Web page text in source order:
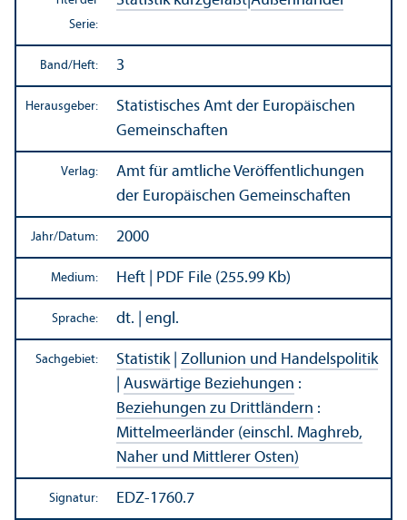
Serie:
Band/Heft: 3
Herausgeber:
Statistisches Amt der Europäischen
Gemeinschaften
Verlag:
Amt für amtliche Veröffentlichungen
der Europäischen Gemeinschaften
Jahr/Datum: 2000
Medium: Heft | PDF File (255.99 Kb)
Sprache: dt. | engl.
Sachgebiet: Statistik| Zollunion und Handels­politik
Auswärtige Beziehungen :
Beziehungen zu Drittländern :
Mittelmeerländer (einschl. Maghreb,
Naher und Mittlerer Osten)
Signatur: EDZ-1760.7